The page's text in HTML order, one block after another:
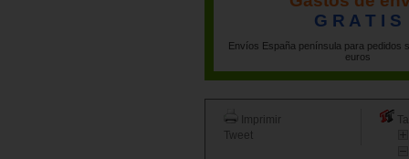
G R A T I S
Envíos España península para pedidos
euros
Imprimir
Tweet